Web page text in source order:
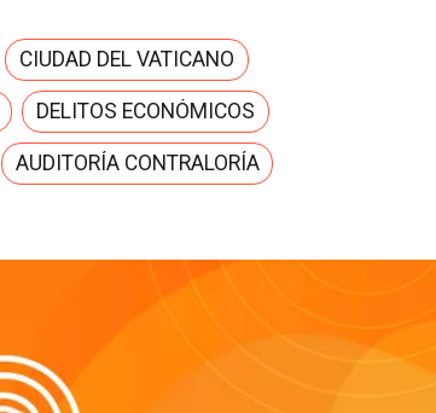
CIUDAD DEL VATICANO
DELITOS ECONÓMICOS
AUDITORÍA CONTRALORÍA